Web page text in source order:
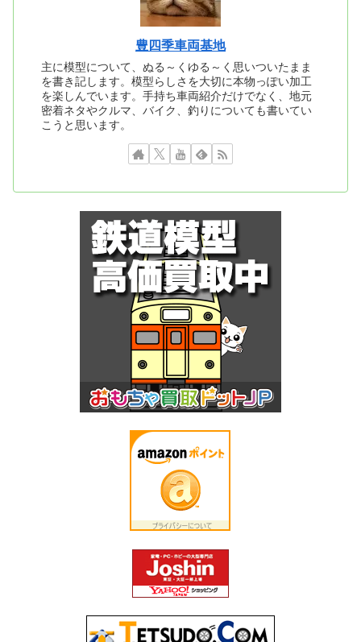
豊四季車両基地
主に模型について、ぬる～くゆる～く思いついたまま
を書き記します。模型らしさを大切に本物っぽい加工
を楽しんでいます。手持ち車両紹介だけでなく、地元
密着ネタやクルマ、バイク、釣りについても書いてい
こうと思います。